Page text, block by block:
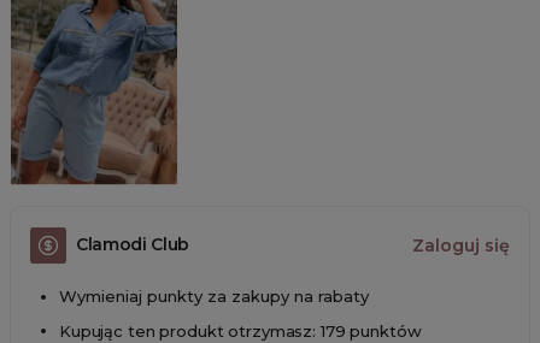
Clamodi Club Zaloguj się
Wymieniaj punkty za zakupy na rabaty
Kupując ten produkt otrzymasz: 179 punktów